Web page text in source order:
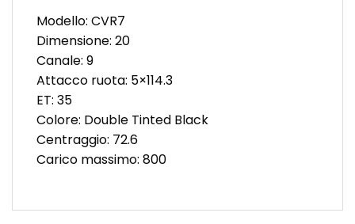
Modello: CVR7
Dimensione: 20
Canale: 9
Attacco ruota: 5×114.3
ET: 35
Colore: Double Tinted Black
Centraggio: 72.6
Carico massimo: 800